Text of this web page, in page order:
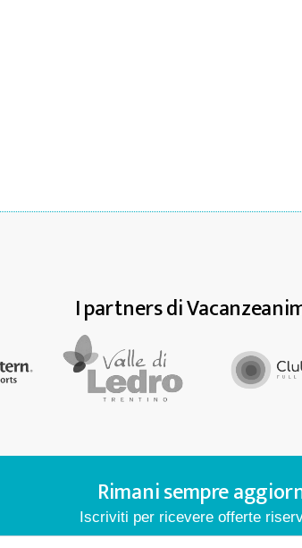
I partners di
Rimani sempre
Iscriviti per ricevere offerte